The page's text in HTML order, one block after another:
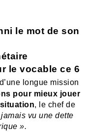
le mot de son
le vocable ce 6
longue mission
pour mieux jouer
, le chef de
jamais vu une dette
».